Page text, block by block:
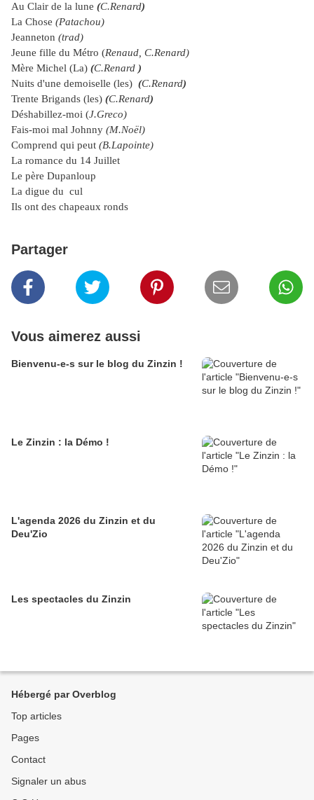
Au Clair de la lune (C.Renard)
La Chose (Patachou)
Jeanneton (trad)
Jeune fille du Métro (Renaud, C.Renard)
Mère Michel (La) (C.Renard )
Nuits d'une demoiselle (les) (C.Renard)
Trente Brigands (les) (C.Renard)
Déshabillez-moi (J.Greco)
Fais-moi mal Johnny (M.Noël)
Comprend qui peut (B.Lapointe)
La romance du 14 Juillet
Le père Dupanloup
La digue du cul
Ils ont des chapeaux ronds
Partager
Vous aimerez aussi
Bienvenu-e-s sur le blog du Zinzin !
Le Zinzin : la Démo !
L'agenda 2026 du Zinzin et du
Deu'Zio
Les spectacles du Zinzin
Hébergé par Overblog
Top articles
Pages
Contact
Signaler un abus